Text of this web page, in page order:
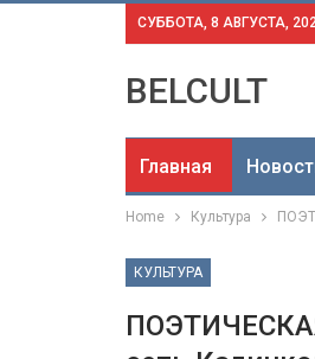
СУББОТА, 8 АВГУСТА,
BELCULT
Главная
Home Культура
КУЛЬТУРА